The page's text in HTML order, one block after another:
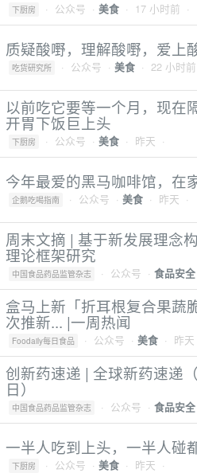
下厨房 · 公众号 · 美食 · 17 小时前 ·
质疑酸嘢，理解酸嘢，爱上
吃货研究所 · 公众号 · 美食 · 22 小时
以前吃它要等一个月，现在
开胃下饭巨上头
下厨房 · 公众号 · 美食 · 昨天 ·
今年最爱的黑马咖啡馆，在
企鹅吃喝指南 · 公众号 · 美食 · 昨天 ·
周末文摘 | 基于新发展理念
理论框架研究
中国食品药品监管杂志 · 公众号 · 食品安全
盒马上新「折耳根复合果蔬
次推新... |一周热闻
Foodaily每日食品 · 公众号 · 美食 · 昨
创新药速递 | 全球新药速递
日）
中国食品药品监管杂志 · 公众号 · 食品安全
一半人吃到上头，一半人碰
下厨房 · 公众号 · 美食 · 昨天 ·